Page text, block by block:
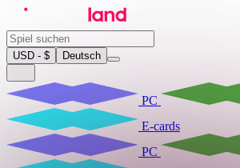
USD - $ Deutsch
PC
E-cards
PC